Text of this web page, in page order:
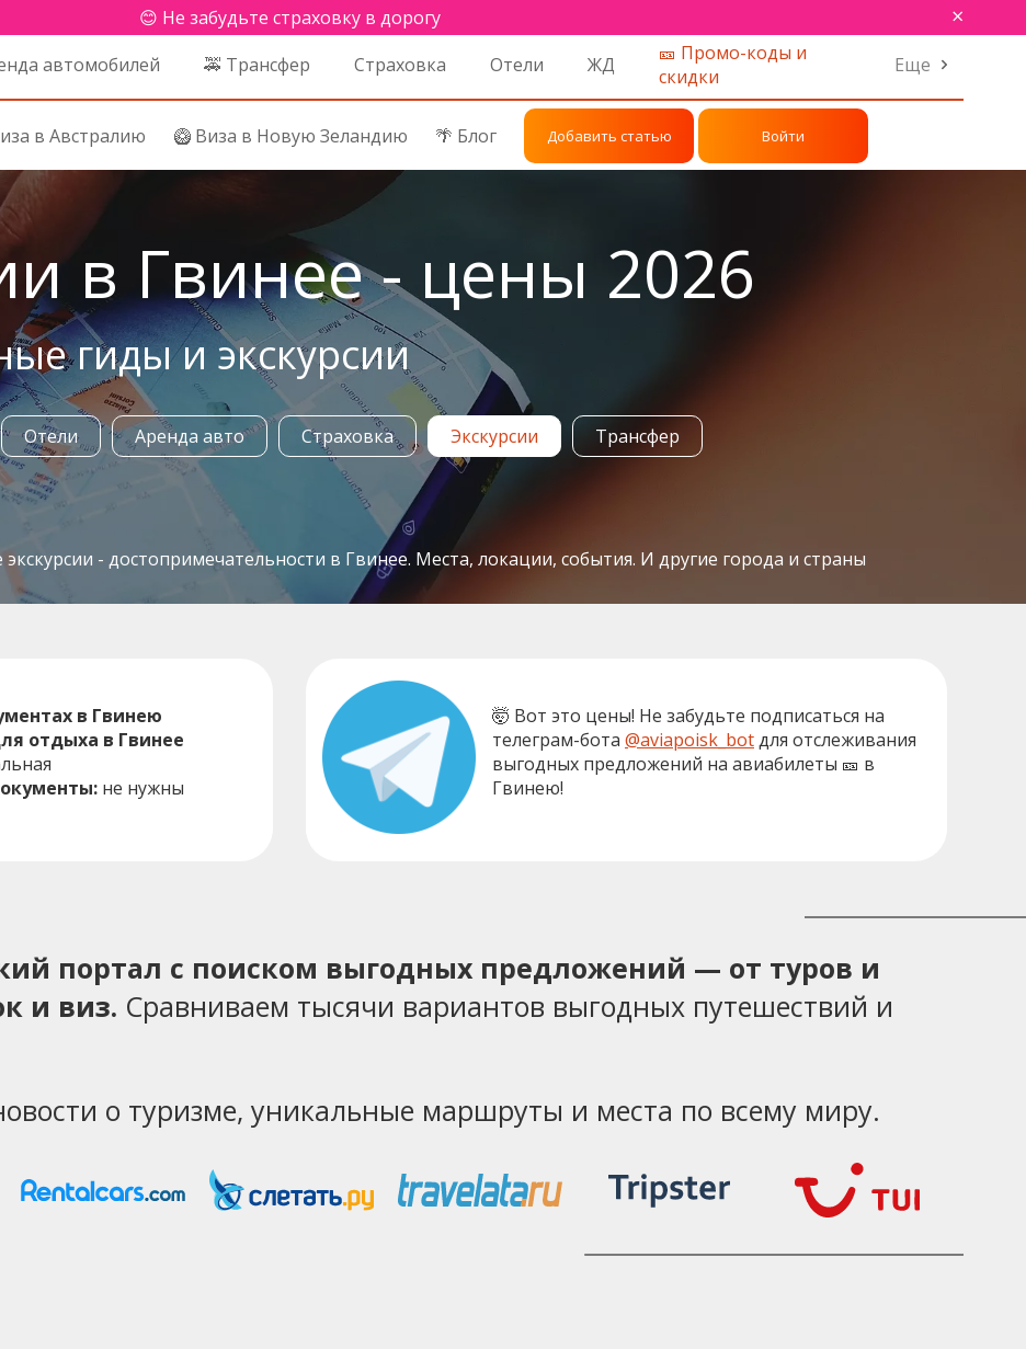
😊 Не забудьте страховку в дорогу ×
автомобилей 🚕 Трансфер Страховка Отели ЖД
🎫 Промо-коды и
скидки
Еще
в Австралию 🥝 Виза в Новую Зеландию 🌴 Блог Добавить статью Войти
в Гвинее - цены 2026
гиды и экскурсии
Отели Аренда авто Страховка Экскурсии Трансфер
- достопримечательности в Гвинее. Места, локации, события. И другие города и страны
в Гвинею
отдыха в Гвинее
не нужны
🤯 Вот это цены! Не забудьте подписаться на
телеграм-бота @aviapoisk_botдля отслеживания
выгодных предложений на авиабилеты 🎫 в
Гвинею!
портал с поиском выгодных предложений — от туров и
и виз. Сравниваем тысячи вариантов выгодных путешествий и
о туризме, уникальные маршруты и места по всему миру.